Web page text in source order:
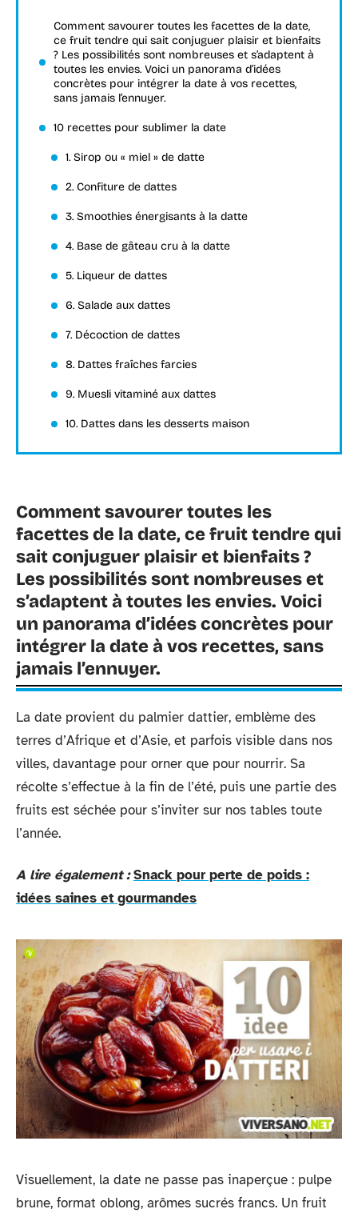
Comment savourer toutes les facettes de la date,
ce fruit tendre qui sait conjuguer plaisir et bienfaits
? Les possibilités sont nombreuses et s’adaptent à
toutes les envies. Voici un panorama d’idées
concrètes pour intégrer la date à vos recettes,
sans jamais l’ennuyer.
10 recettes pour sublimer la date
1. Sirop ou « miel » de datte
2. Confiture de dattes
3. Smoothies énergisants à la datte
4. Base de gâteau cru à la datte
5. Liqueur de dattes
6. Salade aux dattes
7. Décoction de dattes
8. Dattes fraîches farcies
9. Muesli vitaminé aux dattes
10. Dattes dans les desserts maison
Comment savourer toutes les
facettes de la date, ce fruit tendre qui
sait conjuguer plaisir et bienfaits ?
Les possibilités sont nombreuses et
s’adaptent à toutes les envies. Voici
un panorama d’idées concrètes pour
intégrer la date à vos recettes, sans
jamais l’ennuyer.
La date provient du palmier dattier, emblème des
terres d’Afrique et d’Asie, et parfois visible dans nos
villes, davantage pour orner que pour nourrir. Sa
récolte s’effectue à la fin de l’été, puis une partie des
fruits est séchée pour s’inviter sur nos tables toute
l’année.
A lire également : Snack pour perte de poids :
idées saines et gourmandes
Visuellement, la date ne passe pas inaperçue : pulpe
brune, format oblong, arômes sucrés francs. Un fruit